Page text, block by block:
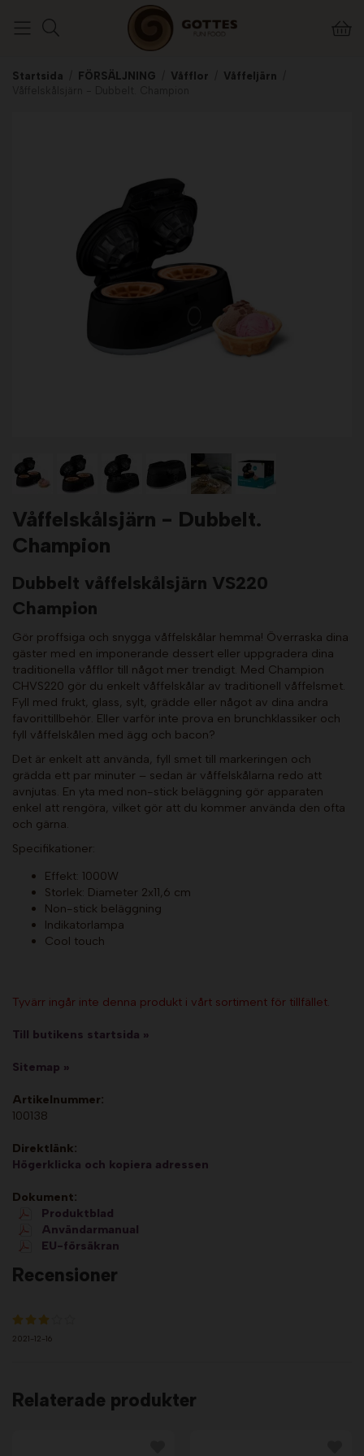
Startsida FÖRSÄLJNING Våfflor Våffeljärn
Våffelskålsjärn - Dubbelt.
Champion
Dubbelt våffelskålsjärn VS220
Champion
Gör proffsiga och snygga våffelskålar hemma! Överraska dina
gäster med en imponerande dessert eller uppgradera dina
traditionella våfflor till något mer trendigt. Med Champion
CHVS220 gör du enkelt våffelskålar av traditionell våffelsmet.
Fyll med frukt, glass, sylt, grädde eller något av dina andra
favorittillbehör. Eller varför inte prova en brunchklassiker och
fyll våffelskålen med ägg och bacon?
Det är enkelt att använda, fyll smet till markeringen och
grädda ett par minuter – sedan är våffelskålarna redo att
avnjutas. En yta med non-stick beläggning gör apparaten
enkel att rengöra, vilket gör att du kommer använda den ofta
och gärna.
Specifikationer:
Effekt: 1000W
Storlek: Diameter 2x11,6 cm
Non-stick beläggning
Indikatorlampa
Cool touch
Tyvärr ingår inte denna produkt i vårt sortiment för tillfället.
Till butikens startsida »
Sitemap »
Artikelnummer:
100138
Direktlänk:
Högerklicka och kopiera adressen
Dokument:
Produktblad
Användarmanual
EU-försäkran
Recensioner
2021-12-16
Relaterade produkter